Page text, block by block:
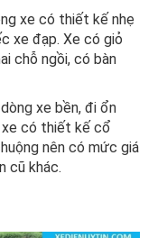
xe có thiết kế nhẹ
xe đạp. Xe có giỏ
chỗ ngồi, có bàn
xe bền, đi ổn
xe có thiết kế cổ
nên có mức giá
cũ khác.